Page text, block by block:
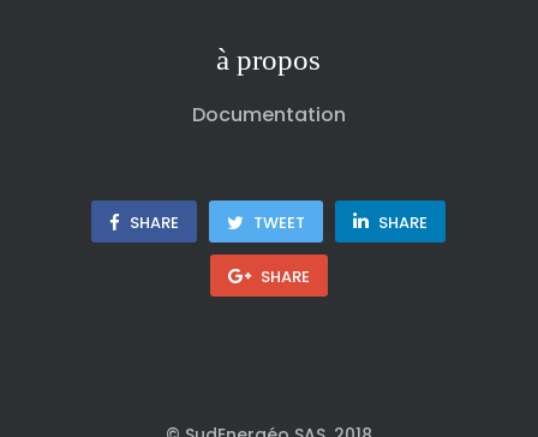
à propos
Documentation
SHARE TWEET SHARE
SHARE